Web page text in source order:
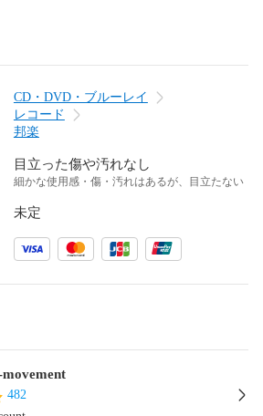
CD・DVD・ブルーレイ
レコード
邦楽
目立った傷や汚れなし
細かな使用感・傷・汚れはあるが、目立たない
未定
482